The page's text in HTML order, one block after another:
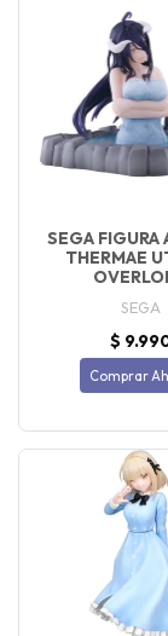
SEGA FIGURA
THERMAE
SEGA
$
Comprar